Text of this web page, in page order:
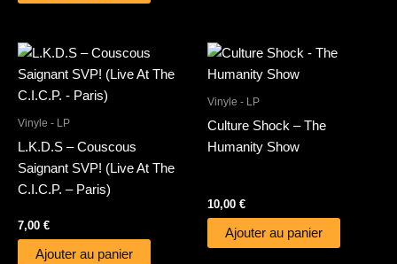
Vinyle - LP
L.K.D.S – Couscous
Saignant SVP! (Live At The
C.I.C.P. – Paris)
7,00 €
Ajouter au panier
Vinyle - LP
Culture Shock – The
Humanity Show
10,00 €
Ajouter au panier